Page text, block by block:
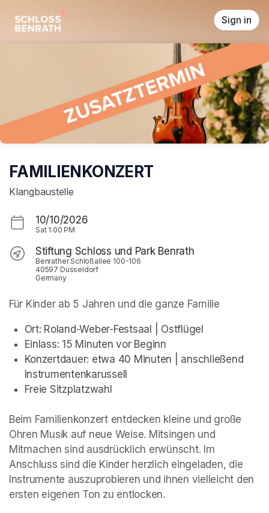
Sign in
FAMILIENKONZERT
Klangbaustelle
10/10/2026
Sat 1:00 PM
Stiftung Schloss und Park Benrath
Benrather Schloßallee 100-106
40597 Düsseldorf
Germany
Für Kinder ab 5 Jahren und die ganze Familie
Ort: Roland-Weber-Festsaal | Ostflügel
Einlass: 15 Minuten vor Beginn
Konzertdauer: etwa 40 Minuten | anschließend
Instrumentenkarussell
Freie Sitzplatzwahl
Beim Familienkonzert entdecken kleine und große
Ohren Musik auf neue Weise. Mitsingen und
Mitmachen sind ausdrücklich erwünscht. Im
Anschluss sind die Kinder herzlich eingeladen, die
Instrumente auszuprobieren und ihnen vielleicht den
ersten eigenen Ton zu entlocken.